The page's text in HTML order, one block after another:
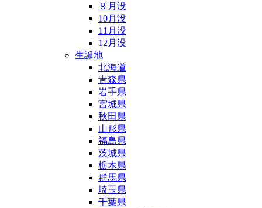
９月没
10月没
11月没
12月没
生誕地
北海道
青森県
岩手県
宮城県
秋田県
山形県
福島県
茨城県
栃木県
群馬県
埼玉県
千葉県